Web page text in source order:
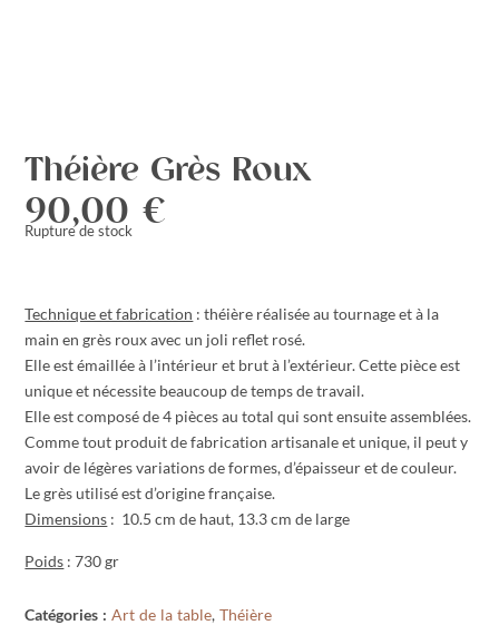
Théière Grès Roux
90,00 €
Rupture de stock
Technique et fabrication : théière réalisée au tournage et à la
main en grès roux avec un joli reflet rosé.
Elle est émaillée à l’intérieur et brut à l’extérieur. Cette pièce est
unique et nécessite beaucoup de temps de travail.
Elle est composé de 4 pièces au total qui sont ensuite assemblées.
Comme tout produit de fabrication artisanale et unique, il peut y
avoir de légères variations de formes, d’épaisseur et de couleur.
Le grès utilisé est d’origine française.
Dimensions : 10.5 cm de haut, 13.3 cm de large
Poids : 730 gr
Catégories :Art de la table,Théière